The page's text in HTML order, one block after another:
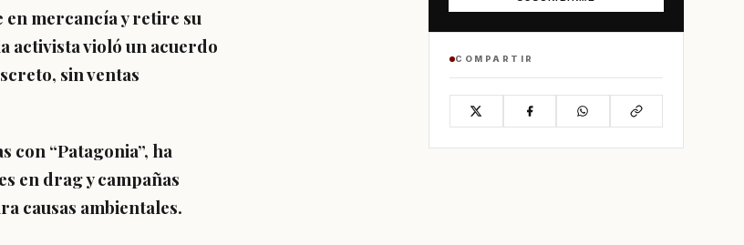
en mercancía y retire su
activista violó un acuerdo
sin ventas
con “Patagonia”, ha
en drag y campañas
causas ambientales.
COMPARTIR